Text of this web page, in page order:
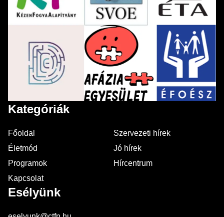
Kategóriák
Főoldal
Szervezeti hírek
Életmód
Jó hírek
Programok
Hírcentrum
Kapcsolat
Esélyünk